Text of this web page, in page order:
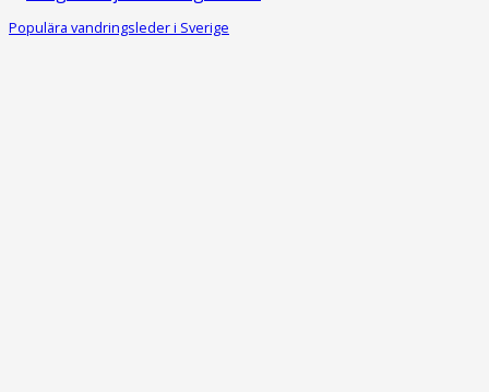
Populära vandringsleder i Sverige